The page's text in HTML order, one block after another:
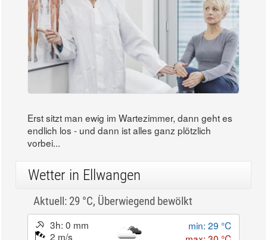
Erst sitzt man ewig im Wartezimmer, dann geht es
endlich los - und dann ist alles ganz plötzlich
vorbei...
Wetter in Ellwangen
Aktuell: 29 °C, Überwiegend bewölkt
3h: 0 mm
2 m/s
min: 29 °C